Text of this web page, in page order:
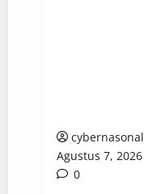
cybernasonal
Agustus 7, 2026
0